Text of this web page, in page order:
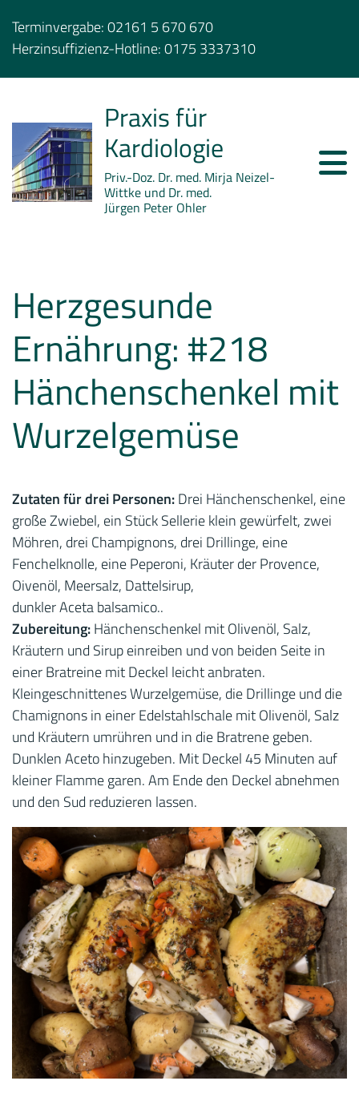
Terminvergabe:02161 5 670 670
Herzinsuffizienz-Hotline:0175 3337310
Praxis für
Kardiologie
Priv.-Doz. Dr. med. Mirja Neizel-
Wittke und Dr. med.
Jürgen Peter Ohler
Herzgesunde
Ernährung: #218
Hänchenschenkel mit
Wurzelgemüse
Zutaten für drei Personen:Drei Hänchenschenkel, eine
große Zwiebel, ein Stück Sellerie klein gewürfelt, zwei
Möhren, drei Champignons, drei Drillinge, eine
Fenchelknolle, eine Peperoni, Kräuter der Provence,
Oivenöl, Meersalz, Dattelsirup,
dunkler Aceta balsamico..
Zubereitung:Hänchenschenkel mit Olivenöl, Salz,
Kräutern und Sirup einreiben und von beiden Seite in
einer Bratreine mit Deckel leicht anbraten.
Kleingeschnittenes Wurzelgemüse, die Drillinge und die
Chamignons in einer Edelstahlschale mit Olivenöl, Salz
und Kräutern umrühren und in die Bratrene geben.
Dunklen Aceto hinzugeben. Mit Deckel 45 Minuten auf
kleiner Flamme garen. Am Ende den Deckel abnehmen
und den Sud reduzieren lassen.